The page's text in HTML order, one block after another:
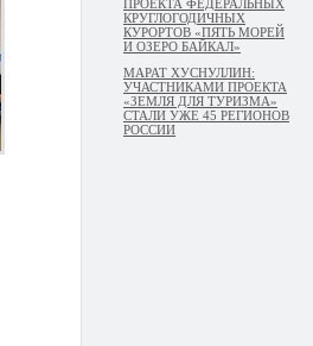
ПРОЕКТА ФЕДЕРАЛЬНЫХ
КРУГЛОГОДИЧНЫХ
КУРОРТОВ «ПЯТЬ МОРЕЙ
И ОЗЕРО БАЙКАЛ»
МАРАТ ХУСНУЛЛИН:
УЧАСТНИКАМИ ПРОЕКТА
«ЗЕМЛЯ ДЛЯ ТУРИЗМА»
СТАЛИ УЖЕ 45 РЕГИОНОВ
РОССИИ